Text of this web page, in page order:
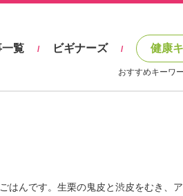
覧 / ビギナーズ / 健康
おすすめキーワ
はんです。生栗の鬼皮と渋皮をむき、